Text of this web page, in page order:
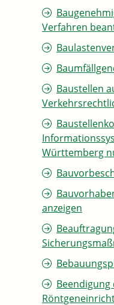
Verfahren
Baustellen
Württemberg
anzeigen